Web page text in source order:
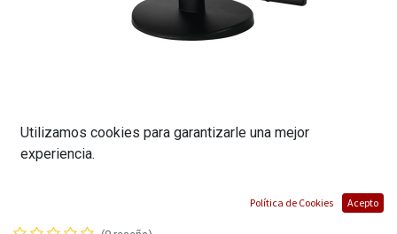
MONITOR PROFESIONAL LCD DE 18.5"/
RESOLUCIÓN 1366 X 768P / ENTRADAS DE
/ MARCA HIKVISION / MALETA
Utilizamos cookies para garantizarle una mejor
experiencia.
Política de Cookies Acepto